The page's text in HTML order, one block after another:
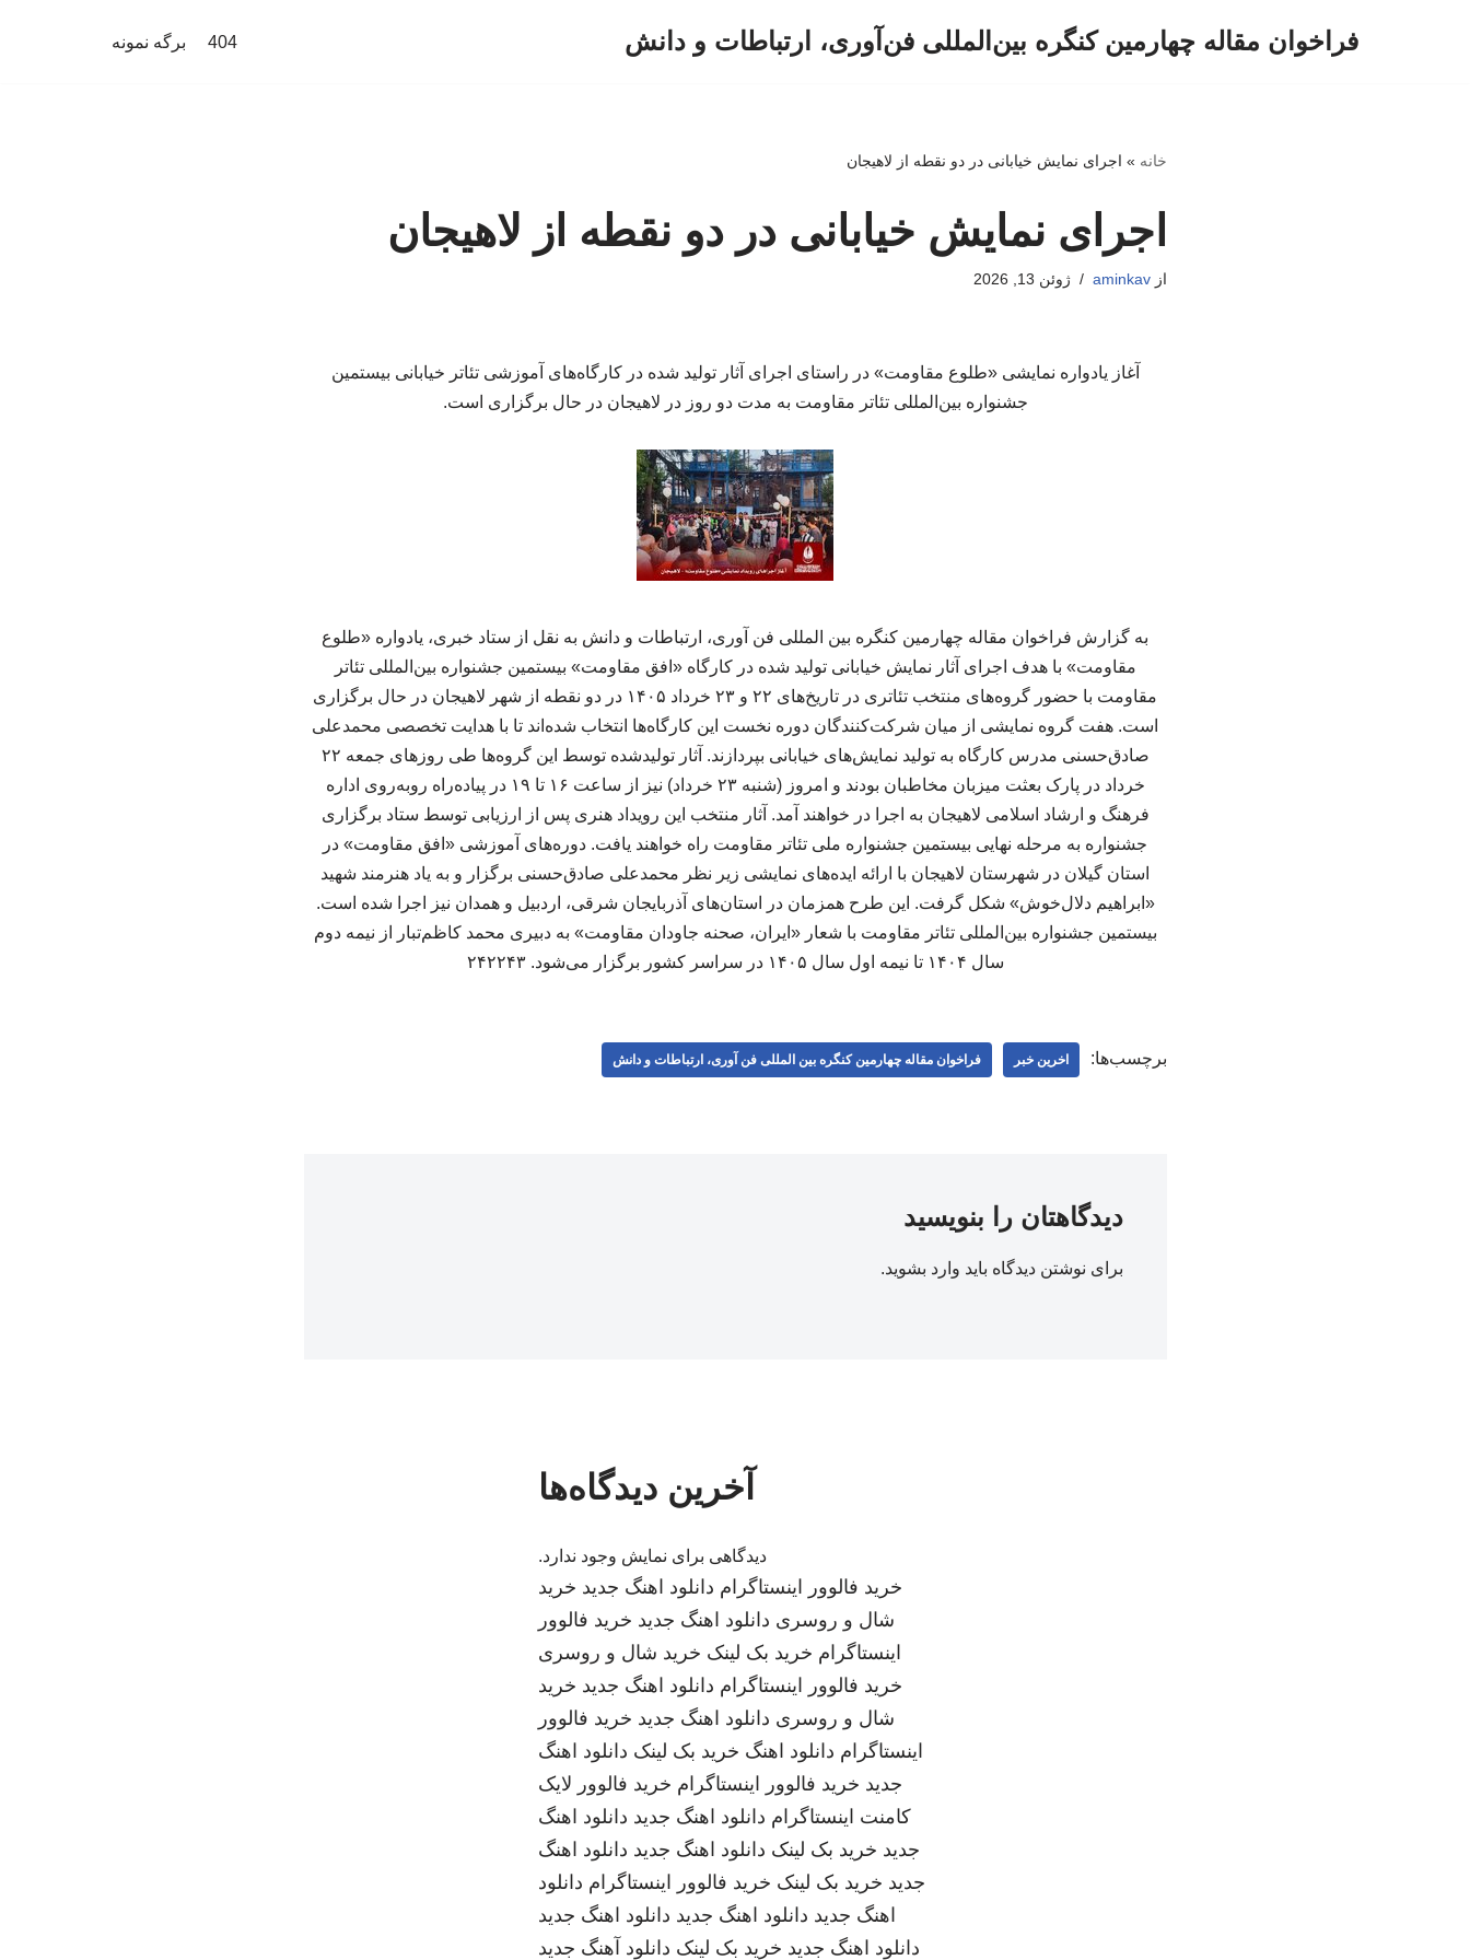
فراخوان مقاله چهارمین کنگره بین‌المللی فن‌آوری، ارتباطات و دانش 404 برگه نمونه
خانه » اجرای نمایش خیابانی در دو نقطه از لاهیجان
اجرای نمایش خیابانی در دو نقطه از لاهیجان
ازaminkav ژوئن 13, 2026
آغاز یادواره نمایشی «طلوع مقاومت» در راستای اجرای آثار تولید شده در کارگاه‌های آموزشی تئاتر خیابانی بیستمین
جشنواره بین‌المللی تئاتر مقاومت به مدت دو روز در لاهیجان در حال برگزاری است.
به گزارش فراخوان مقاله چهارمین کنگره بین المللی فن آوری، ارتباطات و دانش به نقل از ستاد خبری، یادواره «طلوع
مقاومت» با هدف اجرای آثار نمایش خیابانی تولید شده در کارگاه «افق مقاومت» بیستمین جشنواره بین‌المللی تئاتر
مقاومت با حضور گروه‌های منتخب تئاتری در تاریخ‌های ۲۲ و ۲۳ خرداد ۱۴۰۵ در دو نقطه از شهر لاهیجان در حال برگزاری
است. هفت گروه نمایشی از میان شرکت‌کنندگان دوره نخست این کارگاه‌ها انتخاب شده‌اند تا با هدایت تخصصی محمدعلی
صادق‌حسنی مدرس کارگاه به تولید نمایش‌های خیابانی بپردازند. آثار تولیدشده توسط این گروه‌ها طی روزهای جمعه ۲۲
خرداد در پارک بعثت میزبان مخاطبان بودند و امروز (شنبه ۲۳ خرداد) نیز از ساعت ۱۶ تا ۱۹ در پیاده‌راه روبه‌روی اداره
فرهنگ و ارشاد اسلامی لاهیجان به اجرا در خواهند آمد. آثار منتخب این رویداد هنری پس از ارزیابی توسط ستاد برگزاری
جشنواره به مرحله نهایی بیستمین جشنواره ملی تئاتر مقاومت راه خواهند یافت. دوره‌های آموزشی «افق مقاومت» در
استان گیلان در شهرستان لاهیجان با ارائه ایده‌های نمایشی زیر نظر محمدعلی صادق‌حسنی برگزار و به یاد هنرمند شهید
«ابراهیم دلال‌خوش» شکل گرفت. این طرح همزمان در استان‌های آذربایجان شرقی، اردبیل و همدان نیز اجرا شده است.
بیستمین جشنواره بین‌المللی تئاتر مقاومت با شعار «ایران، صحنه جاودان مقاومت» به دبیری محمد کاظم‌تبار از نیمه دوم
سال ۱۴۰۴ تا نیمه اول سال ۱۴۰۵ در سراسر کشور برگزار می‌شود. ۲۴۲۲۴۳
برچسب‌ها: اخرین خبر فراخوان مقاله چهارمین کنگره بین المللی فن آوری، ارتباطات و دانش
دیدگاهتان را بنویسید
برای نوشتن دیدگاه باید وارد بشوید.
آخرین دیدگاه‌ها
دیدگاهی برای نمایش وجود ندارد.
خرید فالوور اینستاگرام دانلود اهنگ جدید خرید
شال و روسری دانلود اهنگ جدید خرید فالوور
اینستاگرام خرید بک لینک خرید شال و روسری
خرید فالوور اینستاگرام دانلود اهنگ جدید خرید
شال و روسری دانلود اهنگ جدید خرید فالوور
اینستاگرام دانلود اهنگ خرید بک لینک دانلود اهنگ
جدید خرید فالوور اینستاگرام خرید فالوور لایک
کامنت اینستاگرام دانلود اهنگ جدید دانلود اهنگ
جدید خرید بک لینک دانلود اهنگ جدید دانلود اهنگ
جدید خرید بک لینک خرید فالوور اینستاگرام دانلود
اهنگ جدید دانلود اهنگ جدید دانلود اهنگ جدید
دانلود اهنگ جدید خرید بک لینک دانلود آهنگ جدید